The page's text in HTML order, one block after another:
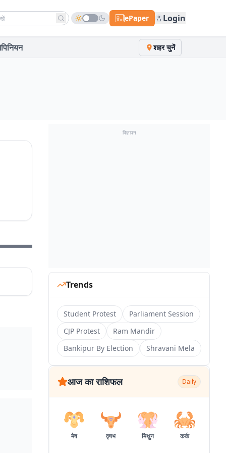
news ePaper Login
शहर चुनें
विज्ञापन
Trends
Student Protest
Parliament Session
CJP Protest
Ram Mandir
Bankipur By Election
Shravani Mela
आज का राशिफल Daily
मेष वृषभ मिथुन कर्क